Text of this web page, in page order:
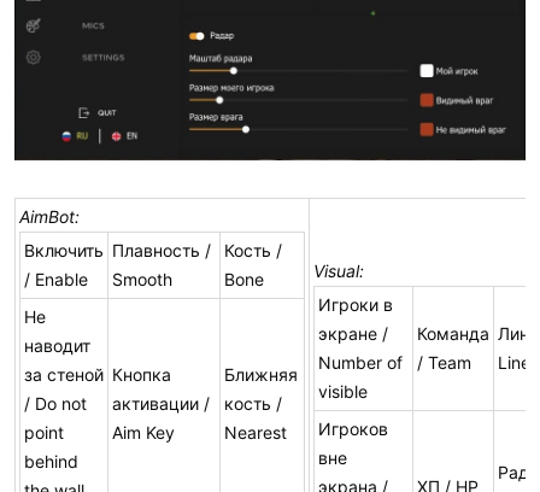
AimBot:
Включить
/ Enable
Плавность /
Smooth
Кость /
Bone
Не
наводит
за стеной
/ Do not
point
behind
Кнопка
активации /
Aim Key
Ближняя
кость /
Nearest
Visual:
Игроки в
экране /
Number of
visible
Команда
/ Team
Line
Игроков
вне
экрана /
ХП / HP